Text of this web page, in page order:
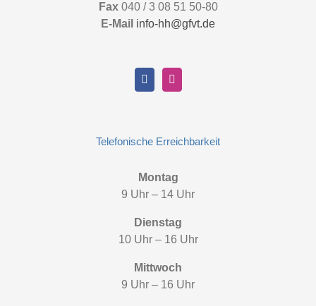
Fax040 / 3 08 51 50-80
E-Mail info-hh@gfvt.de
Telefonische Erreichbarkeit
Montag
9 Uhr – 14 Uhr
Dienstag
10 Uhr – 16 Uhr
Mittwoch
9 Uhr – 16 Uhr